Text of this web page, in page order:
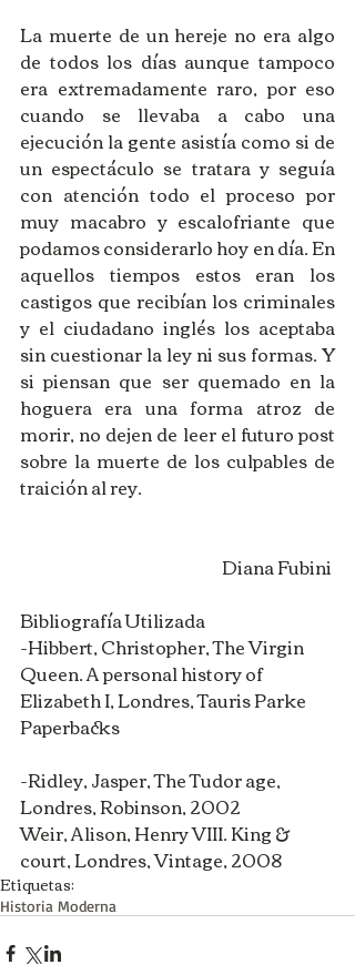
La muerte de un hereje no era algo
de todos los días aunque tampoco
era extremadamente raro, por eso
cuando se llevaba a cabo una
ejecución la gente asistía como si de
un espectáculo se tratara y seguía
con atención todo el proceso por
muy macabro y escalofriante que
podamos considerarlo hoy en día. En
aquellos tiempos estos eran los
castigos que recibían los criminales
y el ciudadano inglés los aceptaba
sin cuestionar la ley ni sus formas. Y
si piensan que ser quemado en la
hoguera era una forma atroz de
morir, no dejen de leer el futuro post
sobre la muerte de los culpables de
traición al rey.
Diana Fubini
Bibliografía Utilizada
-Hibbert, Christopher, The Virgin
Queen. A personal history of
Elizabeth I, Londres, Tauris Parke
Paperbacks
-Ridley, Jasper, The Tudor age,
Londres, Robinson, 2002
Weir, Alison, Henry VIII. King &
court, Londres, Vintage, 2008
Etiquetas:
Historia Moderna